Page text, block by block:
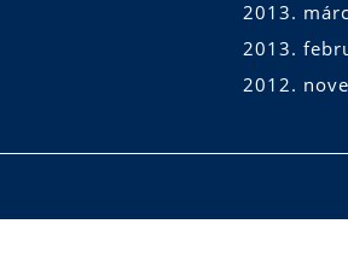
2013.
2013.
2012.